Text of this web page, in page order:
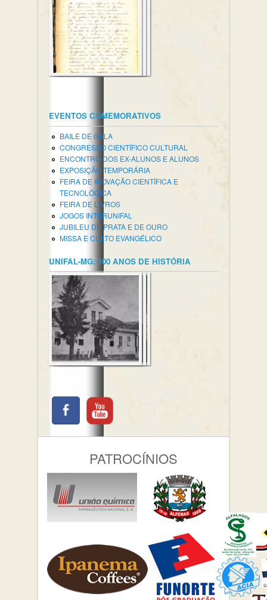
EVENTOS COMEMORATIVOS
BAILE DE GALA
CONGRESSO CIENTÍFICO CULTURAL
ENCONTRO DOS EX-ALUNOS E ALUNOS
EXPOSIÇÃO TEMPORÁRIA
FEIRA DE INOVAÇÃO CIENTÍFICA E
TECNOLÓGICA
FEIRA DE LIVROS
JOGOS INTERUNIFAL
JUBILEU DE PRATA E DE OURO
MISSA E CULTO EVANGÉLICO
UNIFAL-MG: 100 ANOS DE HISTÓRIA
PATROCÍNIOS